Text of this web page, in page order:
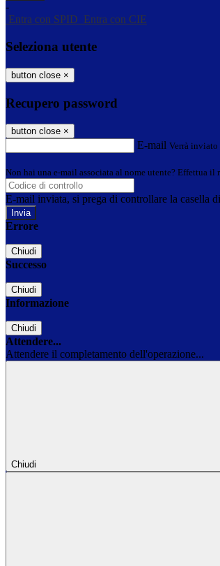
-
Entra con SPID Entra con CIE
Seleziona utente
button close ×
Recupero password
button close ×
E-mail Verrà
Non hai una e-mail associata al nome utente? Effettua il
E-mail inviata, si prega di controllare la casella
Errore
Chiudi
Successo
Chiudi
Informazione
Chiudi
Attendere...
Attendere il completamento dell'operazione...
Chiudi